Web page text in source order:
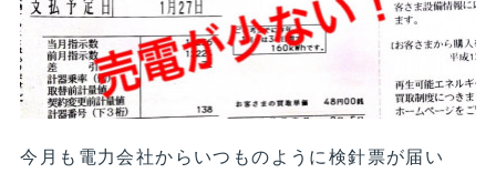
今月も電力会社からいつものように検針票が届い